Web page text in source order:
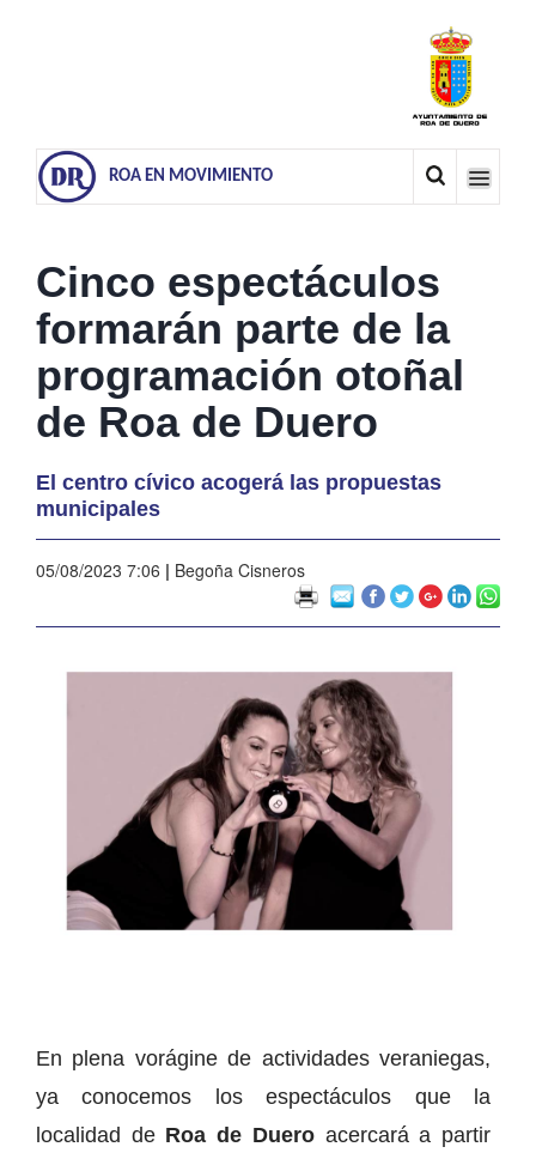
ROA EN MOVIMIENTO
Cinco espectáculos
formarán parte de la
programación otoñal
de Roa de Duero
El centro cívico acogerá las propuestas
municipales
05/08/2023 7:06 | Begoña Cisneros
En plena vorágine de actividades veraniegas,
ya conocemos los espectáculos que la
localidad deRoa de Dueroacercará a partir